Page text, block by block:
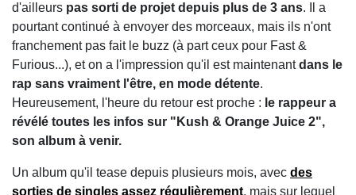
d'ailleurs pas sorti de projet depuis plus de 3 ans. Il a
pourtant continué à envoyer des morceaux, mais ils n'ont
franchement pas fait le buzz (à part ceux pour Fast &
Furious...), et on a l'impression qu'il est maintenantdans le
rap sans vraiment l'être, en mode détente.
Heureusement, l'heure du retour est proche : le rappeur a
révélé toutes les infos sur "Kush & Orange Juice 2",
son album à venir.
Un album qu'il tease depuis plusieurs mois, avec des
sorties de singles assez régulièrement, mais sur lequel